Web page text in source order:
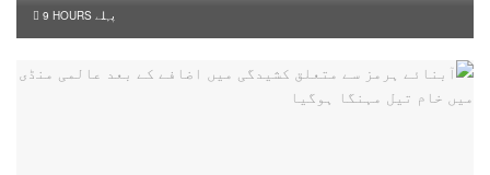
9 HOURS پہلے